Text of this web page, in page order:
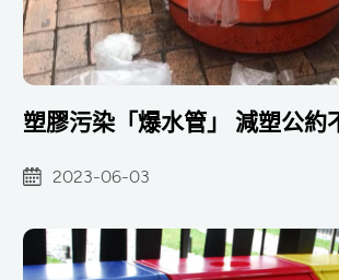
塑膠污染「爆水管」 減塑公約
2023-06-03